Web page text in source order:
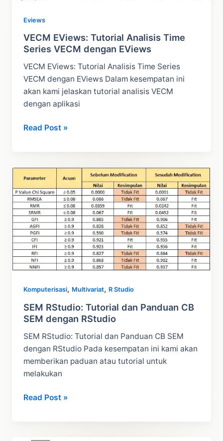
Eviews
VECM EViews: Tutorial Analisis Time
Series VECM dengan EViews
VECM EViews: Tutorial Analisis Time Series
VECM dengan EViews Dalam kesempatan ini
akan kami jelaskan tutorial analisis VECM
dengan aplikasi
VECM
Time
Series
VECM
dengan
EViews
Read Post »
Komputerisasi, Multivariat, R Studio
SEM RStudio: Tutorial dan Panduan CB
SEM dengan RStudio
SEM RStudio: Tutorial dan Panduan CB SEM
dengan RStudio Pada kesempatan ini kami akan
memberikan paduan atau tutorial untuk
melakukan
SEM
Read Post »